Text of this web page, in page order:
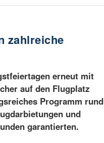
zahlreiche
erneut mit
auf den Flugplatz
Programm rund
und
garantierten.